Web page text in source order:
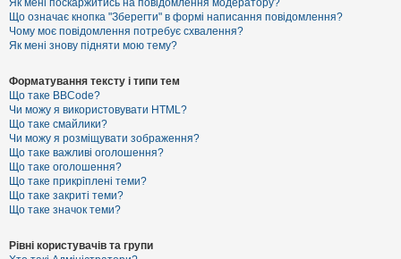
е
м
и
П
о
ш
у
к
Д
о
п
о
Як мені поскаржитись на повідомлення модератору?
Що означає кнопка "Зберегти" в формі написання повідомлення?
Чому моє повідомлення потребує схвалення?
Як мені знову підняти мою тему?
Форматування тексту і типи тем
Що таке BBCode?
Чи можу я використовувати HTML?
Що таке смайлики?
Чи можу я розміщувати зображення?
Що таке важливі оголошення?
Що таке оголошення?
Що таке прикріплені теми?
Що таке закриті теми?
Що таке значок теми?
Рівні користувачів та групи